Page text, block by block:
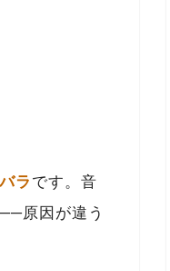
ラ です。音
原因が違う